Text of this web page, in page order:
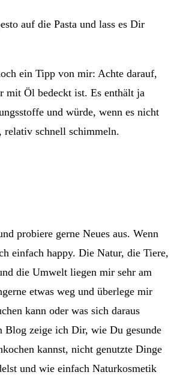
ein Tipp von mir: Achte darauf,
mit Öl bedeckt ist. Es enthält ja
und würde, wenn es nicht
relativ schnell schimmeln.
probiere gerne Neues aus. Wenn
einfach happy. Die Natur, die Tiere,
die Umwelt liegen mir sehr am
etwas weg und überlege mir
kann oder was sich daraus
Blog zeige ich Dir, wie Du gesunde
kannst, nicht genutzte Dinge
und wie einfach Naturkosmetik